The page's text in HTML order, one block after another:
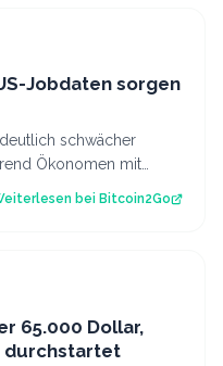
Jobdaten sorgen
schwächer
Ökonomen mit
gi…
bei Bitcoin2Go
65.000 Dollar,
durchstartet